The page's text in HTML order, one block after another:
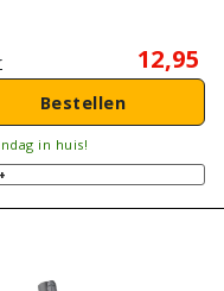
12,95
Bestellen
in huis!